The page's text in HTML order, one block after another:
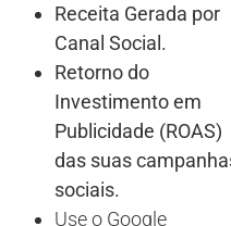
Receita Gerada por
Canal Social.
Retorno do
Investimento em
Publicidade (ROAS)
das suas
sociais.
Use o Google